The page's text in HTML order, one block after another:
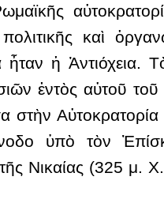
καὶ
ἡ Ἀντιόχεια.
ἐντὸς αὐτοῦ τοῦ
στὴν Αὐτοκρατορία
ὑπὸ τὸν
Νικαίας (325 μ.